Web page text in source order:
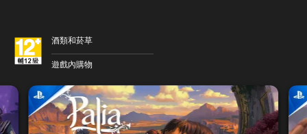
酒類和菸草
遊戲內購物